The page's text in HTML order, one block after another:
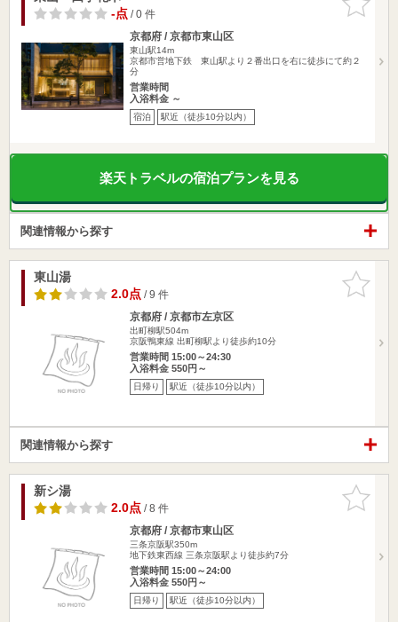
りに追加
-点/ 0 件
京都府 / 京都市東山区
東山駅14m
京都市営地下鉄 東山駅より２番出口を右に徒歩にて約２
分
営業時間
入浴料金 ～
宿泊 駅近（徒歩10分以内）
楽天トラベルの宿泊プランを見る
関連情報から探す
お気に入
りに追加
東山湯
2.0点/ 9 件
京都府 / 京都市左京区
出町柳駅504m
京阪鴨東線 出町柳駅より徒歩約10分
営業時間 15:00～24:30
入浴料金 550円～
日帰り 駅近（徒歩10分以内）
関連情報から探す
お気に入
りに追加
新シ湯
2.0点/ 8 件
京都府 / 京都市東山区
三条京阪駅350m
地下鉄東西線 三条京阪駅より徒歩約7分
営業時間 15:00～24:00
入浴料金 550円～
日帰り 駅近（徒歩10分以内）